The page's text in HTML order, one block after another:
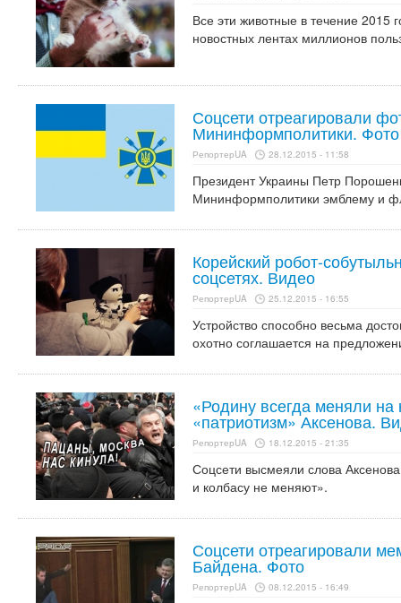
Все эти животные в течение 2015
новостных лентах миллионов
Соцсети отреагировали
Мининформполитики. Фото
РепортерUA 28.12.2015 - 11:58
Президент Украины Петр
Мининформполитики эмблему и
Корейский робот-
соцсетях. Видео
РепортерUA 25.12.2015 - 16:55
Устройство способно весьма
охотно соглашается на
«Родину всегда меняли
«патриотизм» Аксенова.
РепортерUA 18.12.2015 - 21:35
Соцсети высмеяли слова
и колбасу не меняют».
Соцсети отреагировали
Байдена. Фото
РепортерUA 08.12.2015 - 16:49